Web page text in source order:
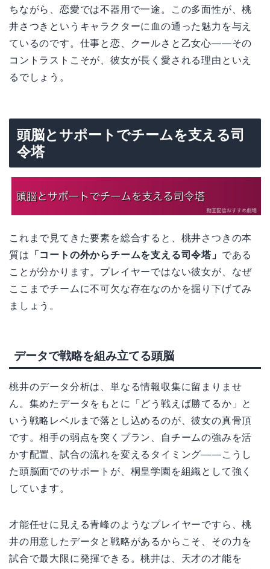
ちながら、恋愛では不器用で一途。この多面性が、桃
井さつきというキャラクターに血の通った魅力を与え
ているのです。仕事と恋、クールさと乙女心――その
コントラストこそが、彼女が長く愛される理由といえ
るでしょう。
頭脳とサポートでチームを支える司
令塔
これまで見てきた要素を総合すると、桃井さつきの本
質は 「コートの外からチームを支える司令塔」 である
ことが分かります。プレイヤーではない彼女が、なぜ
ここまでチームに不可欠な存在なのかを掘り下げてみ
ましょう。
データで戦略を組み立てる頭脳
桃井のデータ分析は、単なる情報収集に留まりませ
ん。集めたデータをもとに「どう戦えば勝てるか」と
いう戦略レベルまで落とし込めるのが、彼女の真骨頂
です。相手の弱点を突くプラン、自チームの強みを活
かす配置、試合の流れを変えるタイミング――こうし
た頭脳面でのサポートが、桐皇学園を組織として強く
しています。
才能任せに見える青峰のようなプレイヤーですら、桃
井の用意したデータと戦略があるからこそ、その力を
試合で最大限に発揮できる。桃井は、天才の才能を